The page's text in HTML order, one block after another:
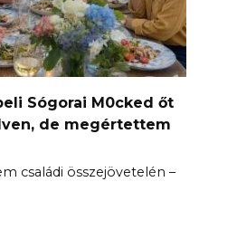
Sógorai M0cked őt
de megértettem
családi összejövetelén –